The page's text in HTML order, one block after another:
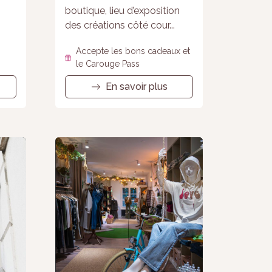
boutique, lieu d’exposition
des créations côté cour...
Accepte les bons cadeaux et
le Carouge Pass
En savoir plus